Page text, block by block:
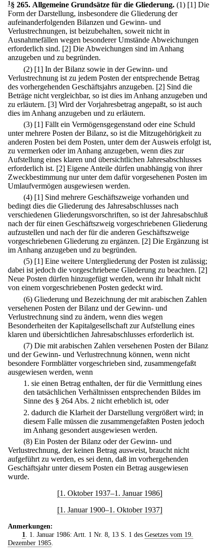
1§ 265. Allgemeine Grundsätze für die Gliederung. (1) [1] Die
Form der Darstellung, insbesondere die Gliederung der
aufeinanderfolgenden Bilanzen und Gewinn- und
Verlustrechnungen, ist beizubehalten, soweit nicht in
Ausnahmefällen wegen besonderer Umstände Abweichungen
erforderlich sind. [2] Die Abweichungen sind im Anhang
anzugeben und zu begründen.
(2) [1] In der Bilanz sowie in der Gewinn- und
Verlustrechnung ist zu jedem Posten der entsprechende Betrag
des vorhergehenden Geschäftsjahrs anzugeben. [2] Sind die
Beträge nicht vergleichbar, so ist dies im Anhang anzugeben und
zu erläutern. [3] Wird der Vorjahresbetrag angepaßt, so ist auch
dies im Anhang anzugeben und zu erläutern.
(3) [1] Fällt ein Vermögensgegenstand oder eine Schuld
unter mehrere Posten der Bilanz, so ist die Mitzugehörigkeit zu
anderen Posten bei dem Posten, unter dem der Ausweis erfolgt ist,
zu vermerken oder im Anhang anzugeben, wenn dies zur
Aufstellung eines klaren und übersichtlichen Jahresabschlusses
erforderlich ist. [2] Eigene Anteile dürfen unabhängig von ihrer
Zweckbestimmung nur unter dem dafür vorgesehenen Posten im
Umlaufvermögen ausgewiesen werden.
(4) [1] Sind mehrere Geschäftszweige vorhanden und
bedingt dies die Gliederung des Jahresabschlusses nach
verschiedenen Gliederungsvorschriften, so ist der Jahresabschluß
nach der für einen Geschäftszweig vorgeschriebenen Gliederung
aufzustellen und nach der für die anderen Geschäftszweige
vorgeschriebenen Gliederung zu ergänzen. [2] Die Ergänzung ist
im Anhang anzugeben und zu begründen.
(5) [1] Eine weitere Untergliederung der Posten ist zulässig;
dabei ist jedoch die vorgeschriebene Gliederung zu beachten. [2]
Neue Posten dürfen hinzugefügt werden, wenn ihr Inhalt nicht
von einem vorgeschriebenen Posten gedeckt wird.
(6) Gliederung und Bezeichnung der mit arabischen Zahlen
versehenen Posten der Bilanz und der Gewinn- und
Verlustrechnung sind zu ändern, wenn dies wegen
Besonderheiten der Kapitalgesellschaft zur Aufstellung eines
klaren und übersichtlichen Jahresabschlusses erforderlich ist.
(7) Die mit arabischen Zahlen versehenen Posten der Bilanz
und der Gewinn- und Verlustrechnung können, wenn nicht
besondere Formblätter vorgeschrieben sind, zusammengefaßt
ausgewiesen werden, wenn
1. sie einen Betrag enthalten, der für die Vermittlung eines
den tatsächlichen Verhältnissen entsprechenden Bildes im
Sinne des § 264 Abs. 2 nicht erheblich ist, oder
2. dadurch die Klarheit der Darstellung vergrößert wird; in
diesem Falle müssen die zusammengefaßten Posten jedoch
im Anhang gesondert ausgewiesen werden.
(8) Ein Posten der Bilanz oder der Gewinn- und
Verlustrechnung, der keinen Betrag ausweist, braucht nicht
aufgeführt zu werden, es sei denn, daß im vorhergehenden
Geschäftsjahr unter diesem Posten ein Betrag ausgewiesen
wurde.
[1. Oktober 1937–1. Januar 1986]
[1. Januar 1900–1. Oktober 1937]
Anmerkungen:
1
. 1. Januar 1986: Artt. 1 Nr. 8, 13 S. 1 des Gesetzes vom 19.
Dezember 1985